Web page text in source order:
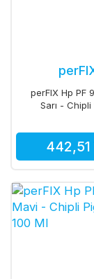
perFIX Hp PF
Sarı - Chipli
442,51